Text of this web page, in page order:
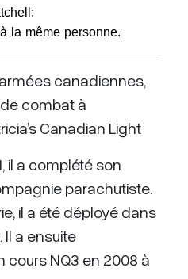
la même personne.
canadiennes,
combat à
Canadian Light
il a complété son
parachutiste.
il a été déployé dans
Il a ensuite
NQ3 en 2008 à